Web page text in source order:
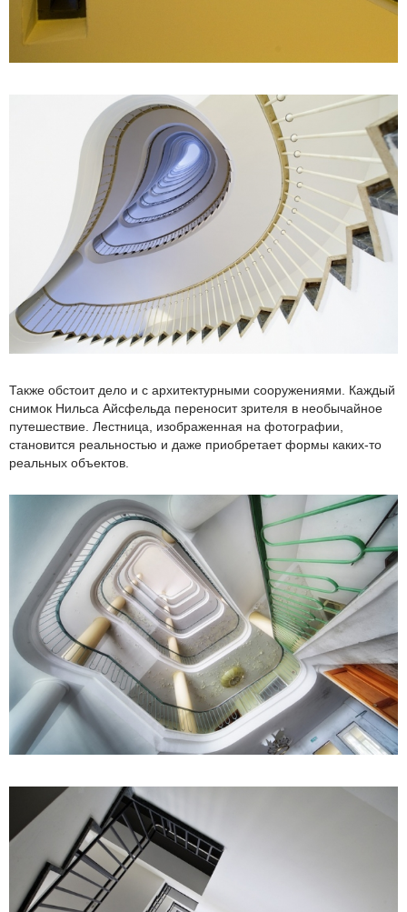
Также обстоит дело и с архитектурными сооружениями. Каждый
снимок Нильса Айсфельда переносит зрителя в необычайное
путешествие. Лестница, изображенная на фотографии,
становится реальностью и даже приобретает формы каких-то
реальных объектов.